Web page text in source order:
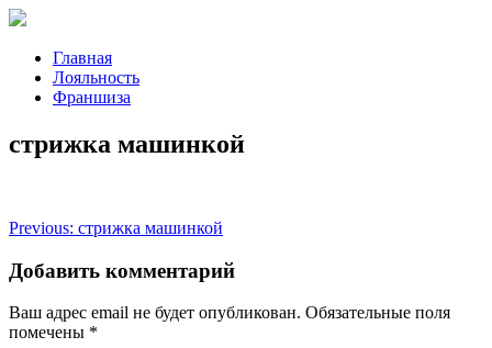
Главная
Лояльность
Франшиза
стрижка машинкой
Навигация
по
записям
Previous: стрижка машинкой
Добавить комментарий
Ваш адрес email не будет опубликован. Обязательные поля
помечены *